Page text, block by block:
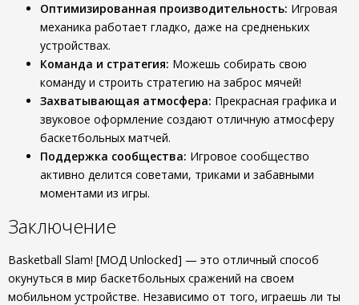
Оптимизированная производительность: Игровая
механика работает гладко, даже на средненьких
устройствах.
Команда и стратегия: Можешь собирать свою
команду и строить стратегию на заброс мячей!
Захватывающая атмосфера: Прекрасная графика и
звуковое оформление создают отличную атмосферу
баскетбольных матчей.
Поддержка сообщества: Игровое сообщество
активно делится советами, триками и забавными
моментами из игры.
Заключение
Basketball Slam! [МОД Unlocked] — это отличный способ
окунуться в мир баскетбольных сражений на своем
мобильном устройстве. Независимо от того, играешь ли ты